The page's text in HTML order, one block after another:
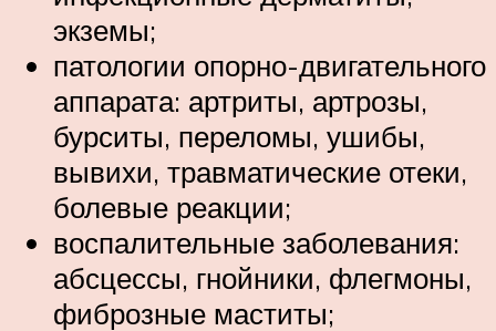
экземы;
патологии опорно-двигательного
аппарата: артриты, артрозы,
бурситы, переломы, ушибы,
вывихи, травматические отеки,
болевые реакции;
воспалительные заболевания:
абсцессы, гнойники, флегмоны,
фиброзные маститы;